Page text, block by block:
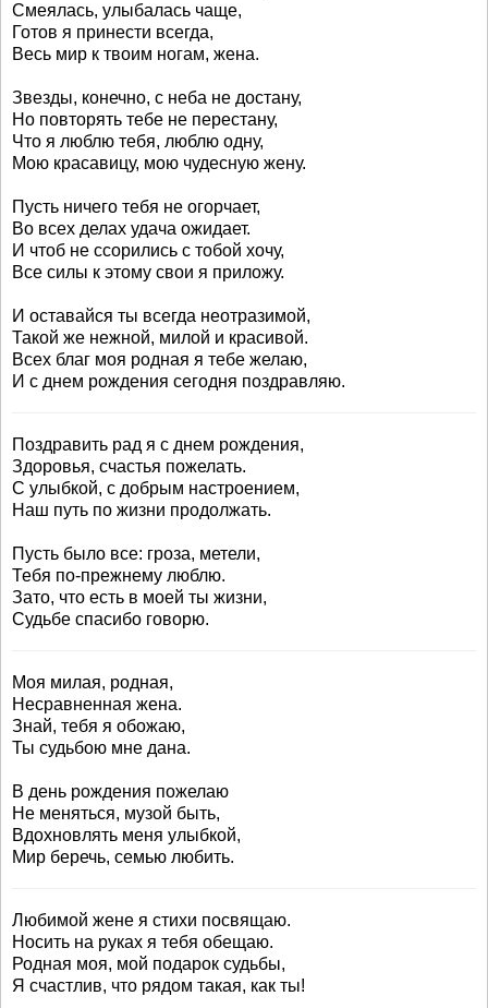
Смеялась, улыбалась чаще,
Готов я принести всегда,
Весь мир к твоим ногам, жена.
Звезды, конечно, с неба не достану,
Но повторять тебе не перестану,
Что я люблю тебя, люблю одну,
Мою красавицу, мою чудесную жену.
Пусть ничего тебя не огорчает,
Во всех делах удача ожидает.
И чтоб не ссорились с тобой хочу,
Все силы к этому свои я приложу.
И оставайся ты всегда неотразимой,
Такой же нежной, милой и красивой.
Всех благ моя родная я тебе желаю,
И с днем рождения сегодня поздравляю.
Поздравить рад я с днем рождения,
Здоровья, счастья пожелать.
С улыбкой, с добрым настроением,
Наш путь по жизни продолжать.
Пусть было все: гроза, метели,
Тебя по-прежнему люблю.
Зато, что есть в моей ты жизни,
Судьбе спасибо говорю.
Моя милая, родная,
Несравненная жена.
Знай, тебя я обожаю,
Ты судьбою мне дана.
В день рождения пожелаю
Не меняться, музой быть,
Вдохновлять меня улыбкой,
Мир беречь, семью любить.
Любимой жене я стихи посвящаю.
Носить на руках я тебя обещаю.
Родная моя, мой подарок судьбы,
Я счастлив, что рядом такая, как ты!